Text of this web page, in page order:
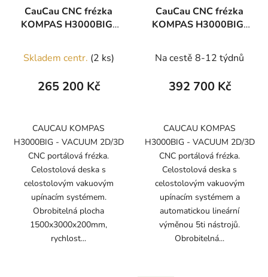
CauCau CNC frézka
KOMPAS H3000BIG-
Skladem centr. (2 ks)
265 200 Kč
CAUCAU KOMPAS
H3000BIG - VACUUM 2D/3D
CNC portálová frézka.
Celostolová deska s
celostolovým vakuovým
upínacím systémem.
Obrobitelná plocha
1500x3000x200mm,
rychlost...
CauCau CNC frézka
KOMPAS H3000BIG-
Na cestě 8-12 týdnů
392 700 Kč
CAUCAU KOMPAS
H3000BIG - VACUUM 2D/3D
CNC portálová frézka.
Celostolová deska s
celostolovým vakuovým
upínacím systémem a
automatickou lineární
výměnou 5ti nástrojů.
Obrobitelná...